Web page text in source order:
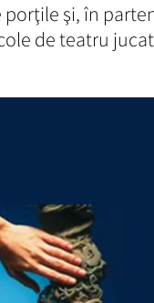
porţile şi, în
de teatru